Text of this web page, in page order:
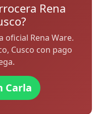
Rena
oficial Rena Ware.
Cusco con pago
Carla